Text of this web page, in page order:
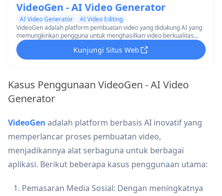
VideoGen - AI Video Generator
AI Video Generator
AI Video Editing
VideoGen adalah platform pembuatan video yang didukung AI yang
memungkinkan pengguna untuk menghasilkan video berkualitas
profesional dalam hitungan detik dengan fitur seperti penulisan
naskah otomatis, pemilihan rekaman stok, dan narasi teks-ke-suara
yang realistis.
Kunjungi Situs Web
Kasus Penggunaan VideoGen - AI Video
Generator
VideoGen adalah platform berbasis AI inovatif yang
memperlancar proses pembuatan video,
menjadikannya alat serbaguna untuk berbagai
aplikasi. Berikut beberapa kasus penggunaan utama:
Pemasaran Media Sosial: Dengan meningkatnya